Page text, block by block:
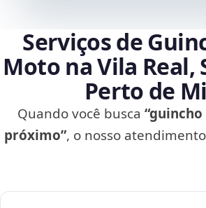
Serviços de
Moto na Vila Real,
Perto de
Quando você busca
próximo”, o nosso